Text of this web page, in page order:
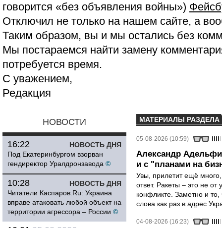
говорится «без объявления войны»)
Отключил не только на нашем сайте, а
Таким образом, вы и мы остались без
Мы постараемся найти замену
потребуется время.
С уважением,
Редакция
НОВОСТИ
НОВОСТЬ ДНЯ
16:22
Под Екатеринбургом взорван
гендиректор Уралдронзавода ©
НОВОСТЬ ДНЯ
10:28
Читатели Каспаров.Ru: Украина
вправе атаковать любой объект на
территории агрессора – России ©
МАТЕРИАЛЫ РАЗДЕЛА
05-08-2026 (10:59)
Александр
и с "планами на
Увы, прилетит ещё
ответ. Ракеты – это не от
конфликте. Заметно и
слова как раз в адрес
04-08-2026 (16:23)